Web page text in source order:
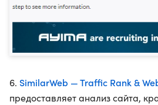
6. SimilarWeb — Traffic Rank &
предоставляет анализ сайта,